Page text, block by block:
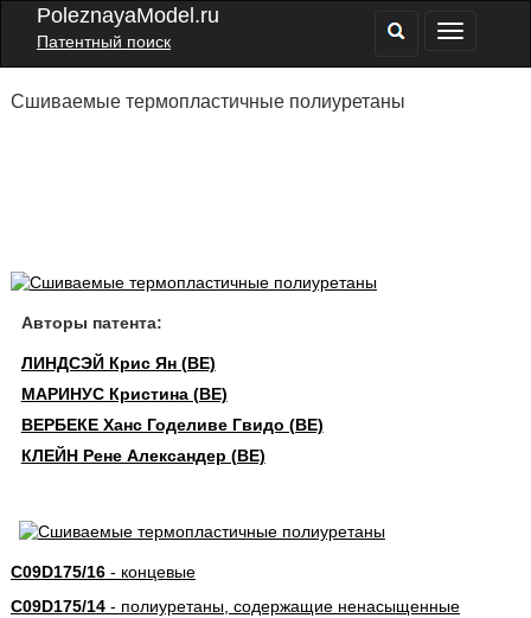
PoleznayaModel.ru
Патентный поиск
Сшиваемые термопластичные полиуретаны
Авторы патента:
ЛИНДСЭЙ Крис Ян (BE)
МАРИНУС Кристина (BE)
ВЕРБЕКЕ Ханс Годеливе Гвидо (BE)
КЛЕЙН Рене Александер (BE)
C09D175/16- концевые
C09D175/14- полиуретаны, содержащие ненасыщенные